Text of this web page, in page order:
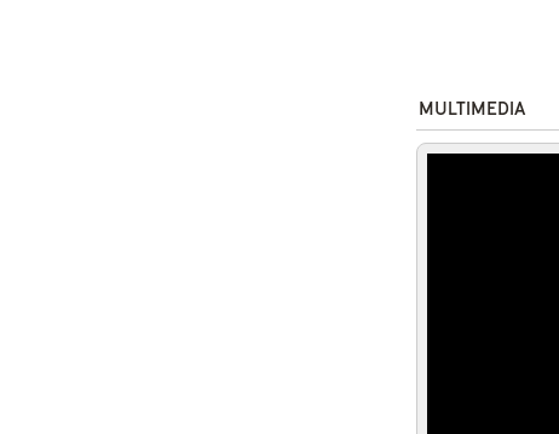
MULTIMEDIA
Wanda